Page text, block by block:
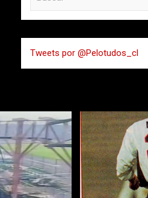
a
r
Tweets por @Pelotudos_cl